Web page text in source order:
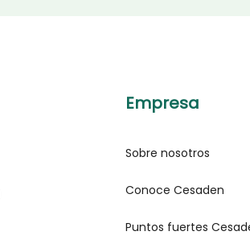
Empresa
Sobre nosotros
Conoce Cesaden
Puntos fuertes